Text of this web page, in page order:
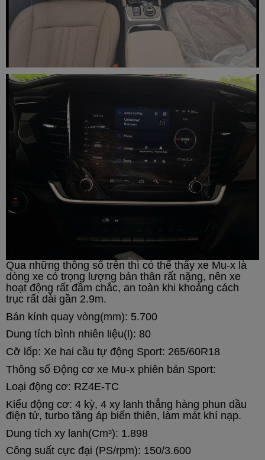
Qua những thông số trên thì có thể thấy xe Mu-x là
dòng xe có trọng lượng bản thân rất nặng, nên xe
hoạt động rất đầm chắc, an toàn khi khoảng cách
trục rất dài gần 2.9m.
Bán kính quay vòng(mm): 5.700
Dung tích bình nhiên liệu(l): 80
Cỡ lốp: Xe hai cầu tự động Sport: 265/60R18
Thông số Động cơ xe Mu-x phiên bản Sport:
Loại động cơ: RZ4E-TC
Kiểu động cơ: 4 kỳ, 4 xy lanh thẳng hàng phun dầu
điện tử, turbo tăng áp biến thiên, làm mát khí nạp.
Dung tích xy lanh(Cm³): 1.898
Công suất cực đại (PS/rpm): 150/3.600